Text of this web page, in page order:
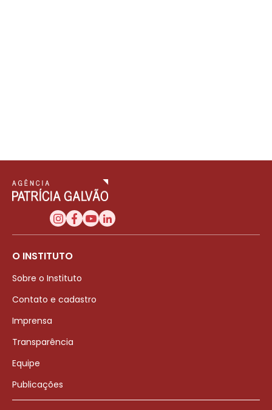
O INSTITUTO
Sobre o Instituto
Contato e cadastro
Imprensa
Transparência
Equipe
Publicações